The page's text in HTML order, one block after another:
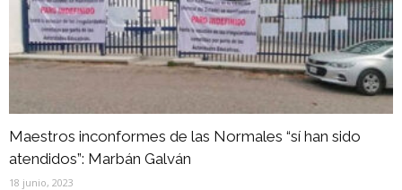
Maestros inconformes de las Normales “sí han sido
atendidos”: Marbán Galván
18 junio, 2023